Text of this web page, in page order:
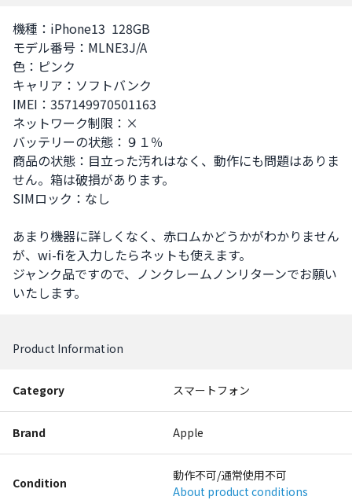
機種：iPhone13  128GB
モデル番号：MLNE3J/A
色：ピンク
キャリア：ソフトバンク
IMEI：357149970501163
ネットワーク制限：×
バッテリーの状態：９１％
商品の状態：目立った汚れはなく、動作にも問題はありま
せん。箱は破損があります。
SIMロック：なし
あまり機器に詳しくなく、赤ロムかどうかがわかりません
が、wi-fiを入力したらネットも使えます。
ジャンク品ですので、ノンクレームノンリターンでお願い
いたします。
Product Information
Category スマートフォン
Brand Apple
Condition
動作不可/通常使用不可
About product conditions